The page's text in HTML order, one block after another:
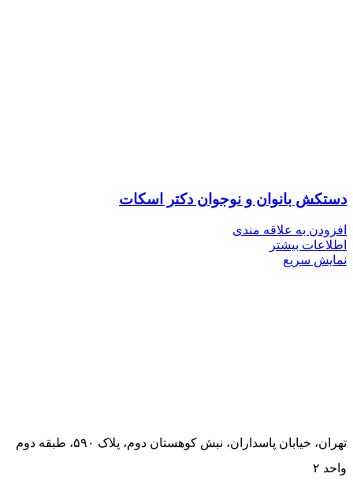
دستکش بانوان و نوجوان دکتر اسکات
افزودن به علاقه مندی
اطلاعات بیشتر
نمایش سریع
تهران، خیابان پاسداران، نبش کوهستان دوم، پلاک ۵۹۰، طبقه دوم
واحد ۲